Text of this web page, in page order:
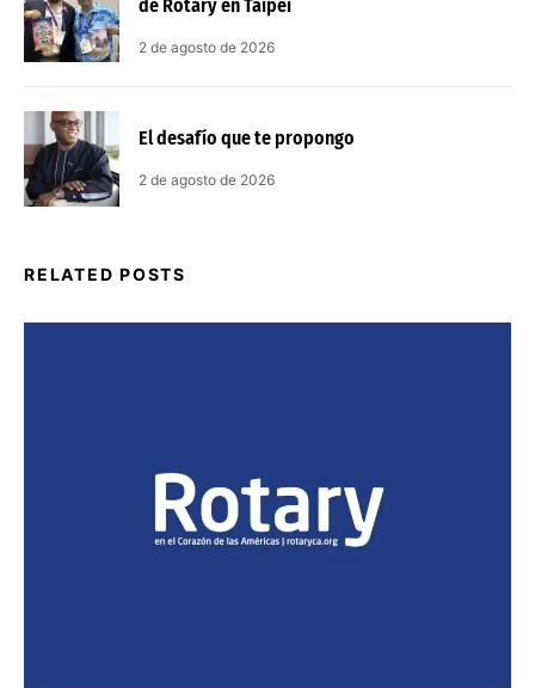
de Rotary en Taipéi
2 de agosto de 2026
El desafío que te propongo
2 de agosto de 2026
RELATED POSTS